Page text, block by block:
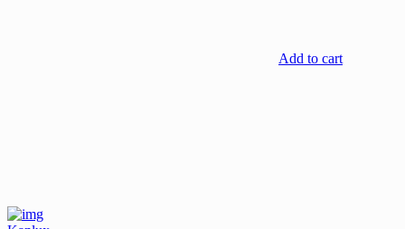
Add to cart